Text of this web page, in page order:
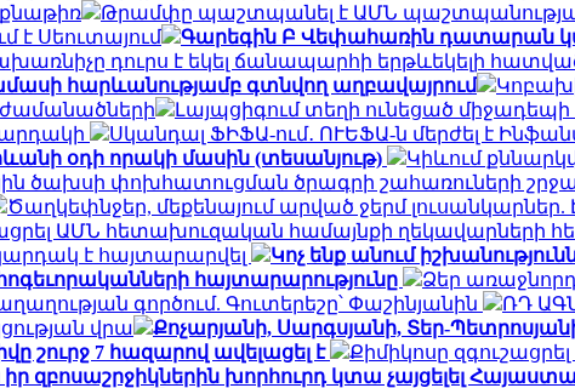
Թրամփը պաշտպանել է ԱՄՆ
է Սեուտայում
Գարեգին Բ Վեփահառին դատարան
դուրս է եկել ճանապարհի երթևեկելի
հարևանությամբ գտնվող աղբավայրում
ժամանածների
Լայպցիգում տեղի ունեցած միջադեպի
Սկանդալ ՖԻՖԱ-ում․ ՈՒԵՖԱ-ն մերժել է
օդի որակի մասին (տեսանյութ)
Կիևում
ծախսի փոխհատուցման ծրագրի շահառուների
Ծաղկեփնջեր, մեքենայում արված ջերմ լուսանկարներ.
ԱՄՆ հետախուզական համայնքի ղեկավարների
է հայտարարվել
Կոչ ենք անում
հայտարարությունը
Ձեր
գործում. Գուտերեշը՝ Փաշինյանին
ՌԴ
վրա
Քոչարյանի, Սարգսյանի, Տեր-
շուրջ 7 հազարով ավելացել է
Քիմիկոսը
զբոսաշրջիկներին խորհուրդ կտա չայցելել